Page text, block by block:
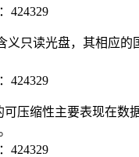
424329
义只读光盘，其相应的
424329
可压缩性主要表现在数
424329